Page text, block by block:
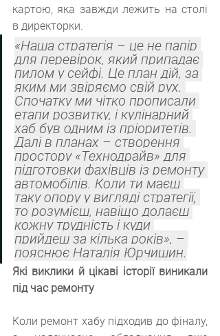
картою, яка завжди лежить на столі
в директорки.
«Наша стратегія – це не папір
для перевірок, який припадає
пилом у сейфі. Це план дій, за
яким ми звіряємо свій рух.
Спочатку ми чітко прописали
етапи розвитку, і кулінарний
хаб був одним із пріоритетів.
Далі в планах – створення
простору «Технодрайв» для
підготовки фахівців із ремонту
автомобілів. Коли ти маєш
таку опору у вигляді стратегії,
то розумієш, навіщо долаєш
кожну трудність і куди
прийдеш за кілька років», –
пояснює Наталія Юрчишин.
Які виклики й цікаві історії виникали
під час ремонту
Коли ремонт хабу підходив до фіналу,